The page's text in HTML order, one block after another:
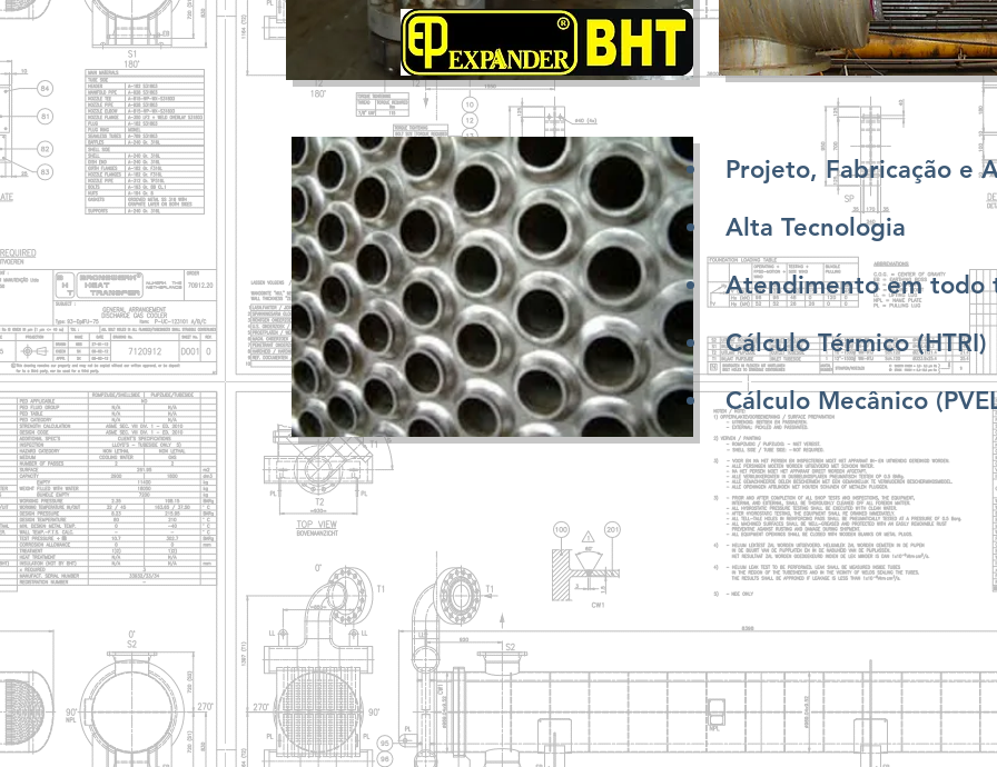
Projeto, Fabricação e
Alta Tecnologia
Atendimento em todo
Cálculo Térmico (HTRI)
Cálculo Mecânico